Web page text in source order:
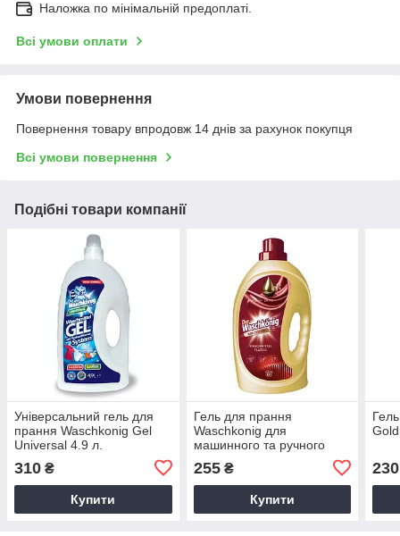
Наложка по мінімальній предоплаті.
Всі умови оплати
Умови повернення
Повернення товару впродовж 14 днів за рахунок покупця
Всі умови повернення
Подібні товари компанії
Універсальний гель для
прання Waschkonig Gel
Universal 4.9 л.
310 ₴
Купити
Гель для прання
Waschkonig для
машинного та ручного
255₴
Купити
230